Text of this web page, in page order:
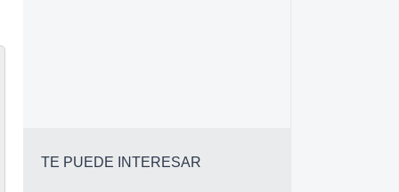
TE PUEDE INTERESAR